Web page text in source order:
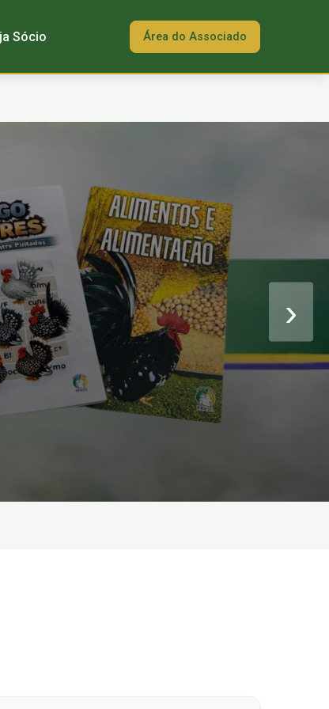
Sócio Área do Associado
›